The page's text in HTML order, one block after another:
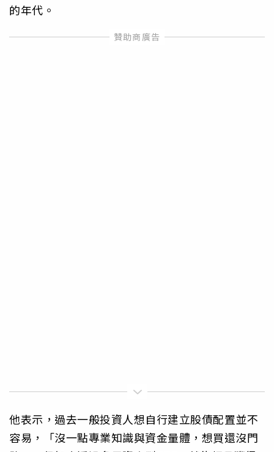
的年代。
他表示，過去一般投資人想自行建立股債配置並不
容易，「沒一點專業知識與資金量體，想買還沒門